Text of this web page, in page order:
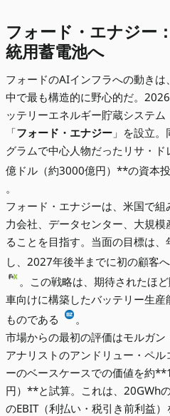
フォード・エナジー
統用蓄電池へ
フォードのAIインフラへの動き
中で最も構造的に野心的だ。
ッテリーエネルギー貯蔵システム
「フォード・エナジー 」を設立
グラムで中心人物だったリサ・
億ドル（約3000億円）**の資本
。
フォード・エナジーは、米国で
力会社、データセンター、大規
ることを目指す。当面の目標は
し、2027年後半までに初の顧客
。この戦略は、期待されたほ
車向けに構築したバッテリー生
ものである
。
市場からの最初の評価はモルガン
アナリストのアンドリュー・ペ
ーのベースケースでの価値を約
円）**と試算。これは、20GWh
のEBIT（利払い・税引き前利益